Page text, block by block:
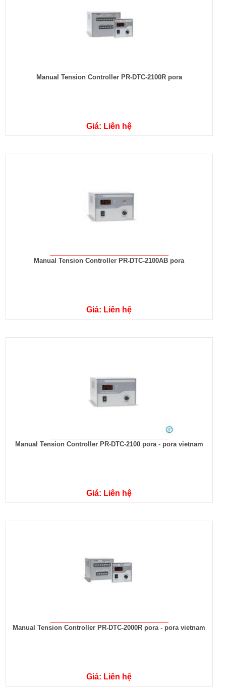
Manual Tension Controller PR-DTC-2100R pora
Giá: Liên hệ
Manual Tension Controller PR-DTC-2100AB pora
Giá: Liên hệ
Manual Tension Controller PR-DTC-2100 pora - pora vietnam
Giá: Liên hệ
Manual Tension Controller PR-DTC-2000R pora - pora vietnam
Giá: Liên hệ